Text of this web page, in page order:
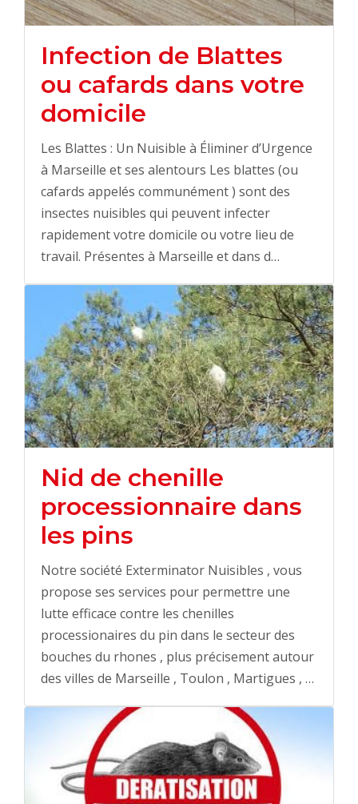
Infection de Blattes
ou cafards dans votre
domicile
Les Blattes : Un Nuisible à Éliminer d’Urgence
à Marseille et ses alentours Les blattes (ou
cafards appelés communément ) sont des
insectes nuisibles qui peuvent infecter
rapidement votre domicile ou votre lieu de
travail. Présentes à Marseille et dans d…
Nid de chenille
processionnaire dans
les pins
Notre société Exterminator Nuisibles , vous
propose ses services pour permettre une
lutte efficace contre les chenilles
processionaires du pin dans le secteur des
bouches du rhones , plus précisement autour
des villes de Marseille , Toulon , Martigues , …